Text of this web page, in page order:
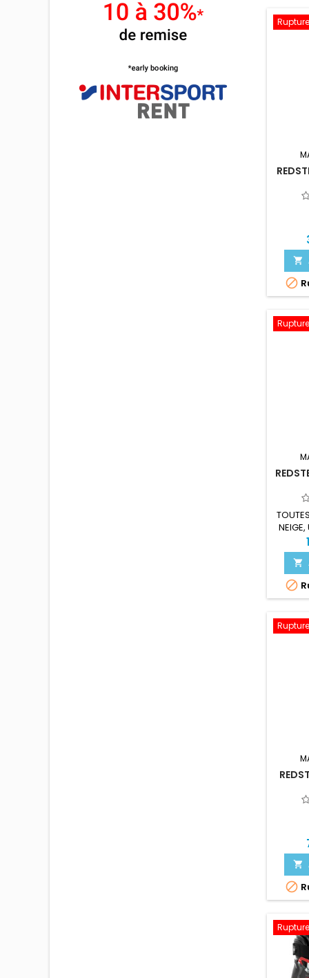


NEIGE,



